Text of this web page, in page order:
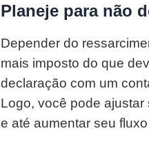
Planeje para não
Depender do
mais imposto do que
declaração com um
Logo, você pode
e até aumentar seu